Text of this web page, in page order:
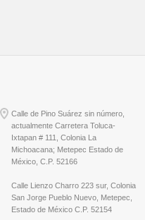
Calle de Pino Suárez sin número,
actualmente Carretera Toluca-
Ixtapan # 111, Colonia La
Michoacana; Metepec Estado de
México, C.P. 52166
Calle Lienzo Charro 223 sur, Colonia
San Jorge Pueblo Nuevo, Metepec,
Estado de México C.P. 52154